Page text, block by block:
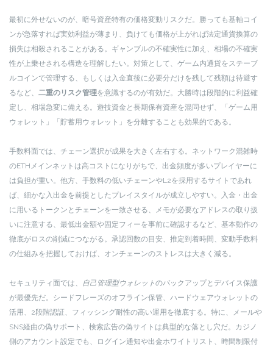
最初に外せないのが、暗号資産特有の価格変動リスクだ。勝っても基軸コイ
ンが急落すれば実効利益が薄まり、負けても価格が上がれば法定通貨換算の
損失は相殺されることがある。ギャンブルの不確実性に加え、相場の不確実
性が上乗せされる構造を理解したい。対策として、ゲーム内通貨をステーブ
ルコインで管理する、もしくは入金直後に必要分だけを残して残額は待避す
るなど、 二重のリスク管理を意識するのが有効だ。大勝時は段階的に利益確
定し、相場急変に備える。遊技資金と長期保有資産を混同せず、「ゲーム用
ウォレット」「貯蓄用ウォレット」を分離することも効果的である。
手数料面では、チェーン選択が成果を大きく左右する。ネットワーク混雑時
のETHメインネットは高コストになりがちで、出金頻度が多いプレイヤーに
は負担が重い。他方、手数料の低いチェーンやL2を採用するサイトであれ
ば、細かな入出金を前提としたプレイスタイルが成立しやすい。入金・出金
に用いるトークンとチェーンを一致させる、メモが必要なアドレスの取り扱
いに注意する、最低出金額や固定フィーを事前に確認するなど、基本動作の
徹底がロスの削減につながる。承認回数の目安、推定到着時間、変動手数料
の仕組みを把握しておけば、オンチェーンのストレスは大きく減る。
セキュリティ面では、 自己管理型ウォレットのバックアップとデバイス保護
が最優先だ。シードフレーズのオフライン保管、ハードウェアウォレットの
活用、2段階認証、フィッシング耐性の高い運用を徹底する。特に、メールや
SNS経由の偽サポート、検索広告の偽サイトは典型的な落とし穴だ。カジノ
側のアカウント設定でも、ログイン通知や出金ホワイトリスト、時間制限付